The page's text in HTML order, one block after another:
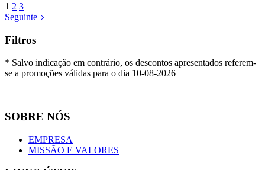
1 2 3
Seguinte
Filtros
* Salvo indicação em contrário, os descontos apresentados referem-
se a promoções válidas para o dia 10-08-2026
SOBRE NÓS
EMPRESA
MISSÃO E VALORES